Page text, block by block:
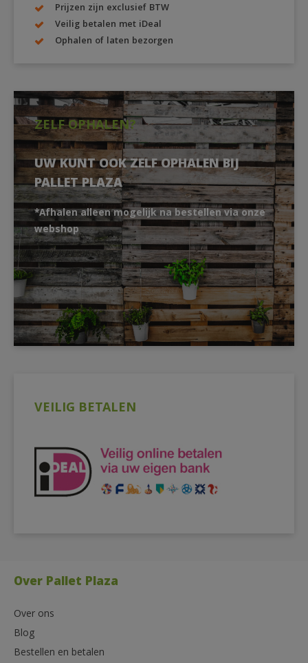
Prijzen zijn exclusief BTW
Veilig betalen met iDeal
Ophalen of laten bezorgen
ZELF OPHALEN?
UW KUNT OOK ZELF OPHALEN BIJ
PALLET PLAZA
*Afhalen alleen mogelijk na bestellen via onze
webshop
VEILIG BETALEN
Over Pallet Plaza
Over ons
Blog
Bestellen en betalen